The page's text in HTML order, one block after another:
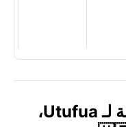
توقعات الطقس لكل ساعة لـ Utufua،